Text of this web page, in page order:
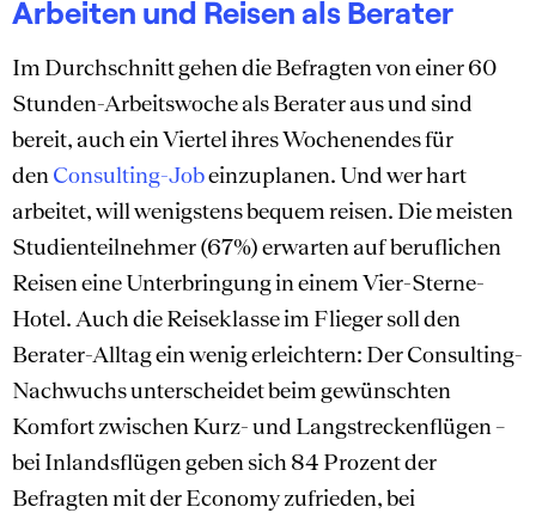
Arbeiten und Reisen als Berater
Im Durchschnitt gehen die Befragten von einer 60
Stunden-Arbeitswoche als Berater aus und sind
bereit, auch ein Viertel ihres Wochenendes für
den Consulting-Jobeinzuplanen. Und wer hart
arbeitet, will wenigstens bequem reisen. Die meisten
Studienteilnehmer (67%) erwarten auf beruflichen
Reisen eine Unterbringung in einem Vier-Sterne-
Hotel. Auch die Reiseklasse im Flieger soll den
Berater-Alltag ein wenig erleichtern: Der Consulting-
Nachwuchs unterscheidet beim gewünschten
Komfort zwischen Kurz- und Langstreckenflügen –
bei Inlandsflügen geben sich 84 Prozent der
Befragten mit der Economy zufrieden, bei